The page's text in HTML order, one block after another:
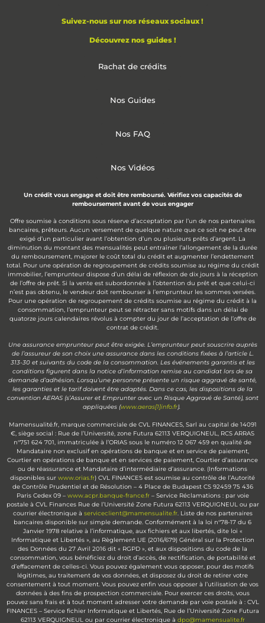
Suivez-nous sur nos réseaux sociaux !
Découvrez nos guides !
Rachat de crédits
Nos Guides
Nos FAQ
Nos Vidéos
Un crédit vous engage et doit être remboursé. Vérifiez vos capacités de
remboursement avant de vous engager
Offre soumise à conditions sous réserve d’acceptation par l’un de nos partenaires
bancaires, prêteurs. Aucun versement de quelque nature que ce soit ne peut être
exigé d’un particulier avant l’obtention d’un ou plusieurs prêts d’argent. La
diminution du montant des mensualités peut entraîner l’allongement de la durée
du remboursement, majorer le coût total du crédit et augmenter l’endettement
total. Pour une opération de regroupement de crédits soumise au régime du crédit
immobilier, l’emprunteur dispose d’un délai de réflexion de dix jours à la réception
de l’offre de prêt. Si la vente est subordonnée à l’obtention du prêt et que celui-ci
n’est pas obtenu, le vendeur doit rembourser à l’emprunteur les sommes versées.
Pour une opération de regroupement de crédits soumise au régime du crédit à la
consommation, l’emprunteur peut se rétracter sans motifs dans un délai de
quatorze jours calendaires révolus à compter du jour de l’acceptation de l’offre de
contrat de crédit.
Une assurance emprunteur peut être exigée. L’emprunteur peut souscrire auprès
de l’assureur de son choix une assurance dans les conditions fixées à l’article L.
313-30 et suivants du code de la consommation. Les événements garantis et les
conditions figurent dans la notice d’information remise au candidat lors de sa
demande d’adhésion. Lorsqu’une personne présente un risque aggravé de santé,
les garanties et le tarif doivent être adaptés. Dans ce cas, les dispositions de la
convention AERAS (s’Assurer et Emprunter avec un Risque Aggravé de Santé), sont
appliquées (www.aeras[1]info.fr).
Mamensualité.fr, marque commerciale de CVL FINANCES, Sarl au capital de 14091
€, siège social : Rue de l’Université, zone Futura 62113 VERQUIGNEUL, RCS ARRAS
n°751 624 701, immatriculée à l’ORIAS sous le numéro 12 067 459 en qualité de
Mandataire non exclusif en opérations de banque et en service de paiement,
Courtier en opérations de banque et en services de paiement, Courtier d’assurance
ou de réassurance et Mandataire d’intermédiaire d’assurance. (Informations
disponibles sur www.orias.fr) CVL FINANCES est soumise au contrôle de l’Autorité
de Contrôle Prudentiel et de Résolution – 4 Place de Budapest CS 92459 75 436
Paris Cedex 09 – www.acpr.banque-france.fr– Service Réclamations : par voie
postale à CVL Finances Rue de l’Université Zone Futura 62113 VERQUIGNEUL ou par
courrier électronique à serviceclient@mamensualite.fr. Liste de nos partenaires
bancaires disponible sur simple demande. Conformément à la loi n°78-17 du 6
Janvier 1978 relative à l’informatique, aux fichiers et aux libertés, dite loi «
Informatique et Libertés », au Règlement UE (2016/679) Général sur la Protection
des Données du 27 Avril 2016 dit « RGPD », et aux dispositions du code de la
consommation, vous bénéficiez du droit d’accès, de rectification, de portabilité et
d’effacement de celles-ci. Vous pouvez également vous opposer, pour des motifs
légitimes, au traitement de vos données, et disposez du droit de retirer votre
consentement à tout moment. Vous pouvez enfin vous opposer à l’utilisation de vos
données à des fins de prospection commerciale. Pour exercer ces droits, vous
pouvez sans frais et à tout moment adresser votre demande par voie postale à : CVL
FINANCES – Service fichier Informatique et Libertés, Rue de l’Université Zone Futura
62113 VERQUIGNEUL ou par courrier électronique à dpo@mamensualite.fr